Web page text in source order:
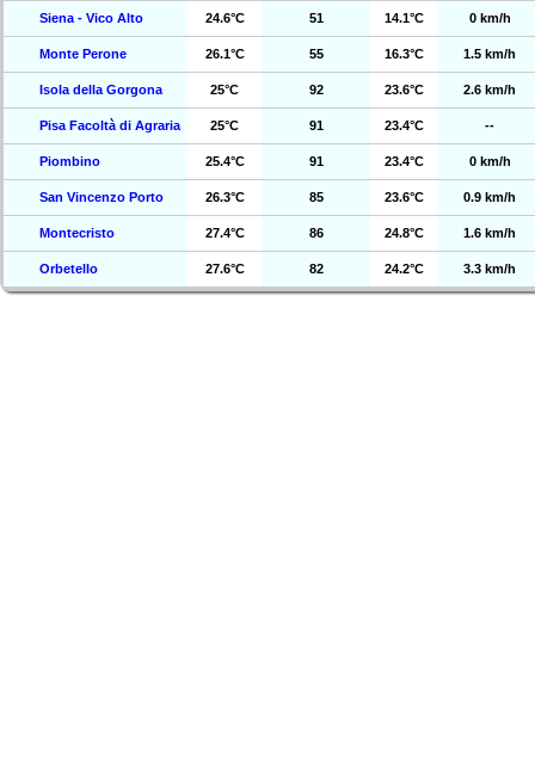
Siena - Vico Alto 24.6°C 51 14.1°C 0 km/h
Monte Perone 26.1°C 55 16.3°C 1.5 km/h
Isola della Gorgona 25°C 92 23.6°C 2.6 km/h
Pisa Facoltà di Agraria 25°C 91 23.4°C --
Piombino 25.4°C 91 23.4°C 0 km/h
San Vincenzo Porto 26.3°C 85 23.6°C 0.9 km/h
Montecristo 27.4°C 86 24.8°C 1.6 km/h
Orbetello 27.6°C 82 24.2°C 3.3 km/h